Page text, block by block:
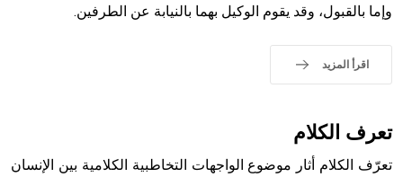
وإما بالقبول، وقد يقوم الوكيل بهما بالنيابة عن الطرفين.
اقرأ المزيد
تعرف الكلام
تعرّف الكلام أثار موضوع الواجهات التخاطبية الكلامية بين الإنسان